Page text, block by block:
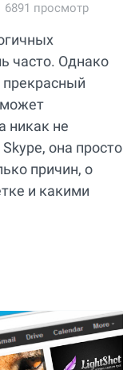
6891 просмотр
часто. Однако
прекрасный
никак не
она просто
причин, о
и какими